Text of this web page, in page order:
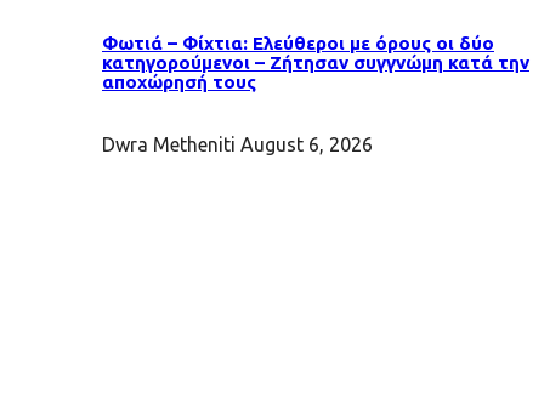
Φωτιά – Φίχτια: Ελεύθεροι με όρους οι δύο
κατηγορούμενοι – Ζήτησαν συγγνώμη κατά την
αποχώρησή τους
Dwra Metheniti August 6, 2026